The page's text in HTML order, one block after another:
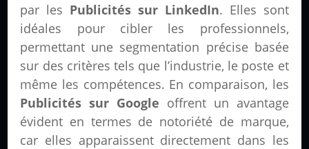
par les Publicités sur LinkedIn. Elles sont
idéales pour cibler les professionnels,
permettant une segmentation précise basée
sur des critères tels que l’industrie, le poste et
même les compétences. En comparaison, les
Publicités sur Google offrent un avantage
évident en termes de notoriété de marque,
car elles apparaissent directement dans les